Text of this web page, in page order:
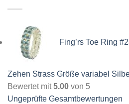
Fing’rs Toe Ring
Zehen Strass Größe variabel
Bewertet mit5.00 von 5
Ungeprüfte Gesamtbewertungen